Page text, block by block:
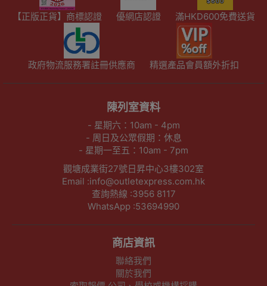
【正版正貨】商標認證 優網店認證 滿HKD600免費送貨
政府物流服務署註冊供應商 精選產品會員額外折扣
陳列室資料
- 星期六：10am - 4pm
- 周日及公眾假期：休息
- 星期一至五：10am - 7pm
觀塘成業街27號日昇中心3樓302室
Email :info@outletexpress.com.hk
查詢熱線 :3956 8117
WhatsApp :53694990
商店資訊
聯絡我們
關於我們